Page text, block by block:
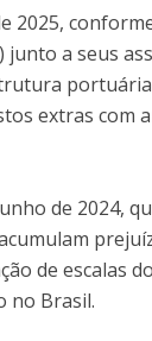
2025,
junto a seus
portuária
extras com
de 2024,
de escalas
no Brasil.